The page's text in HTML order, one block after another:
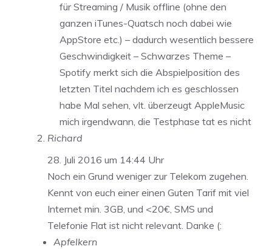
für Streaming / Musik offline (ohne den
ganzen iTunes-Quatsch noch dabei wie
AppStore etc.) – dadurch wesentlich bessere
Geschwindigkeit – Schwarzes Theme –
Spotify merkt sich die Abspielposition des
letzten Titel nachdem ich es geschlossen
habe Mal sehen, vlt. überzeugt AppleMusic
mich irgendwann, die Testphase tat es nicht
Richard
28. Juli 2016 um 14:44 Uhr
Noch ein Grund weniger zur Telekom zugehen.
Kennt von euch einer einen Guten Tarif mit viel
Internet min. 3GB, und <20€, SMS und
Telefonie Flat ist nicht relevant. Danke (:
Apfelkern